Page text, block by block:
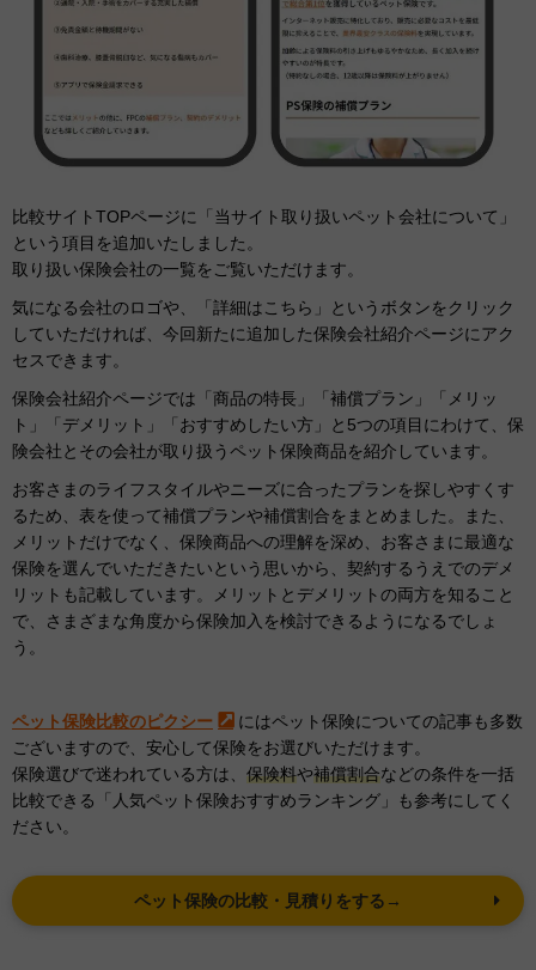
比較サイトTOPページに「当サイト取り扱いペット会社について」
という項目を追加いたしました。
取り扱い保険会社の一覧をご覧いただけます。
気になる会社のロゴや、「詳細はこちら」というボタンをクリック
していただければ、今回新たに追加した保険会社紹介ページにアク
セスできます。
保険会社紹介ページでは「商品の特長」「補償プラン」「メリッ
ト」「デメリット」「おすすめしたい方」と5つの項目にわけて、保
険会社とその会社が取り扱うペット保険商品を紹介しています。
お客さまのライフスタイルやニーズに合ったプランを探しやすくす
るため、表を使って補償プランや補償割合をまとめました。また、
メリットだけでなく、保険商品への理解を深め、お客さまに最適な
保険を選んでいただきたいという思いから、契約するうえでのデメ
リットも記載しています。メリットとデメリットの両方を知ること
で、さまざまな角度から保険加入を検討できるようになるでしょ
う。
ペット保険比較のピクシー
にはペット保険についての記事も多数
ございますので、安心して保険をお選びいただけます。
保険選びで迷われている方は、 保険料や補償割合などの条件を一括
比較できる「人気ペット保険おすすめランキング」も参考にしてく
ださい。
ペット保険の比較・見積りをする→